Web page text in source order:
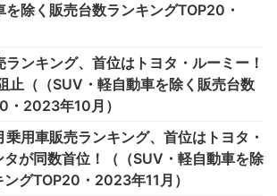
を除く販売台数ランキングTOP20・
ンキング、首位はトヨタ・ルーミー！
止（（SUV・軽自動車を除く販売台数
・2023年10月）
乗用車販売ランキング、首位はトヨタ・
が同数首位！（（SUV・軽自動車を除
ングTOP20・2023年11月）